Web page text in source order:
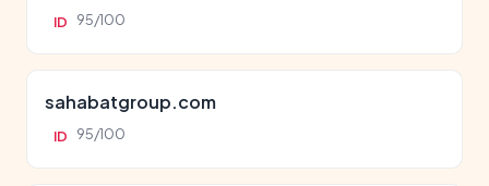
ID 95/100
sahabatgroup.com
ID 95/100